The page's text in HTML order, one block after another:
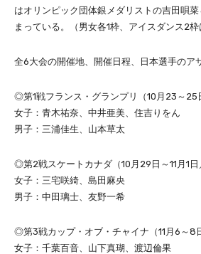
はオリンピック団体銀メダリストの吉田唄
まっている。（男女各1枠、アイスダンス2枠
全6大会の開催地、開催日程、日本選手のア
◎第1戦フランス・グランプリ（10月23～25
女子：青木祐奈、中井亜美、住吉りをん
男子：三浦佳生、山本草太
◎第2戦スケートカナダ（10月29日～11月1日
女子：三宅咲綺、島田麻央
男子：中田璃士、友野一希
◎第3戦カップ・オブ・チャイナ（11月6～8
女子：千葉百音、山下真瑚、渡辺倫果